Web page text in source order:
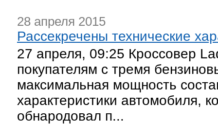
28 апреля 2015
Рассекречены технические
27 апреля, 09:25 Кроссовер
покупателям с тремя
максимальная мощность
характеристики автомобиля,
обнародовал п...